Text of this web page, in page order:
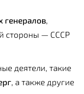
генералов
стороны — СССР
деятели, такие
, а также другие